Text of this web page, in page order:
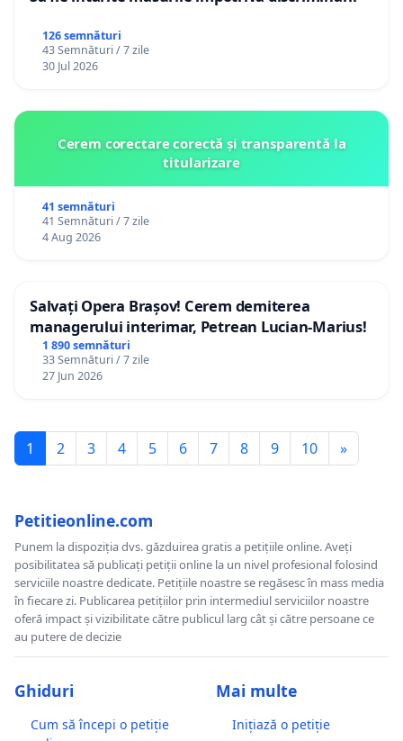
126 semnături
43 Semnături / 7 zile
30 Jul 2026
Cerem corectare corectă și transparentă la
titularizare
41 semnături
41 Semnături / 7 zile
4 Aug 2026
Salvați Opera Brașov! Cerem demiterea
managerului interimar, Petrean Lucian-Marius!
1 890 semnături
33 Semnături / 7 zile
27 Jun 2026
1 2 3 4 5 6 7 8 9 10 »
Petitieonline.com
Punem la dispoziția dvs. găzduirea gratis a petițiile online. Aveți
posibilitatea să publicați petiții online la un nivel profesional folosind
serviciile noastre dedicate. Petițiile noastre se regăsesc în mass media
în fiecare zi. Publicarea petițiilor prin intermediul serviciilor noastre
oferă impact și vizibilitate către publicul larg cât și către persoane ce
au putere de decizie
Ghiduri
Cum să începi o petiție
Mai multe
Inițiază o petiție